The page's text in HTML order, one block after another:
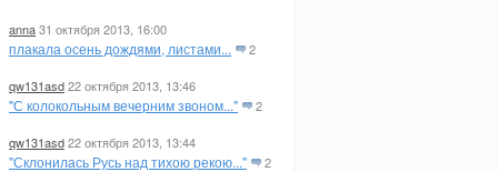
anna31 октября 2013, 16:00
плакала осень дождями, листами... 2
qw131asd22 октября 2013, 13:46
"С колокольным вечерним звоном..." 2
qw131asd22 октября 2013, 13:44
"Склонилась Русь над тихою рекою..." 2